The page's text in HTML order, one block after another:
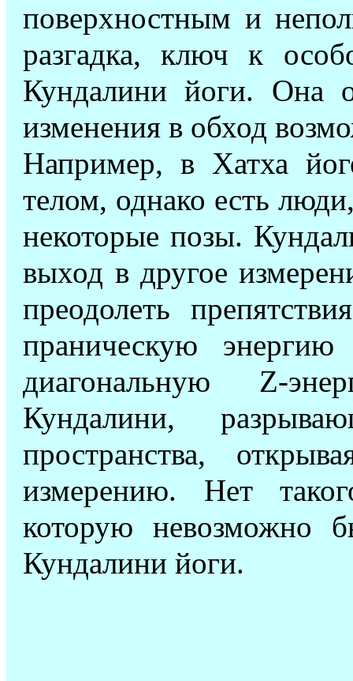
поверхностным и
разгадка, ключ к
Кундалини йоги. Она
изменения в обход
Например, в Хатха
телом, однако есть
некоторые позы.
выход в другое
преодолеть
праническую
диагональную Z-
Кундалини,
пространства,
измерению. Нет
которую
Кундалини йоги.